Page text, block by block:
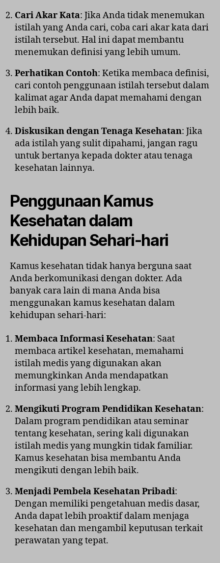
Cari Akar Kata: Jika Anda tidak menemukan
istilah yang Anda cari, coba cari akar kata dari
istilah tersebut. Hal ini dapat membantu
menemukan definisi yang lebih umum.
Perhatikan Contoh: Ketika membaca definisi,
cari contoh penggunaan istilah tersebut dalam
kalimat agar Anda dapat memahami dengan
lebih baik.
Diskusikan dengan Tenaga Kesehatan: Jika
ada istilah yang sulit dipahami, jangan ragu
untuk bertanya kepada dokter atau tenaga
kesehatan lainnya.
Penggunaan Kamus
Kesehatan dalam
Kehidupan Sehari-hari
Kamus kesehatan tidak hanya berguna saat
Anda berkomunikasi dengan dokter. Ada
banyak cara lain di mana Anda bisa
menggunakan kamus kesehatan dalam
kehidupan sehari-hari:
Membaca Informasi Kesehatan: Saat
membaca artikel kesehatan, memahami
istilah medis yang digunakan akan
memungkinkan Anda mendapatkan
informasi yang lebih lengkap.
Mengikuti Program Pendidikan Kesehatan:
Dalam program pendidikan atau seminar
tentang kesehatan, sering kali digunakan
istilah medis yang mungkin tidak familiar.
Kamus kesehatan bisa membantu Anda
mengikuti dengan lebih baik.
Menjadi Pembela Kesehatan Pribadi:
Dengan memiliki pengetahuan medis dasar,
Anda dapat lebih proaktif dalam menjaga
kesehatan dan mengambil keputusan terkait
perawatan yang tepat.